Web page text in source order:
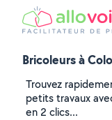
Bricoleurs à
Trouvez
petits travaux
en 2 clics...